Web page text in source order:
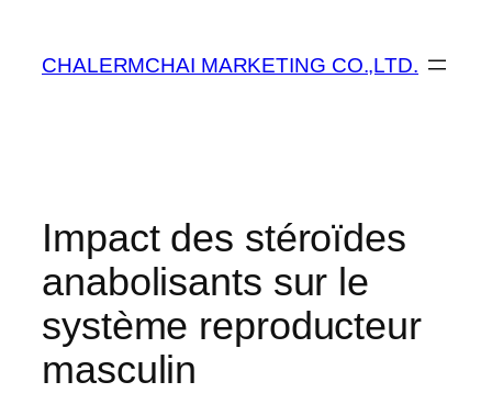
CHALERMCHAI MARKETING CO.,LTD.
Impact des stéroïdes
anabolisants sur le
système reproducteur
masculin